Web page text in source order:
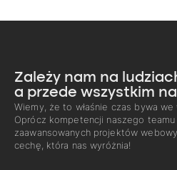
Zależy nam na
a przede wszystkim na
Wiemy, że to właśnie czas bywa we
Oprócz kompetencji naszego
zaawansowanych projektów
cechę, która nas wyróżnia!